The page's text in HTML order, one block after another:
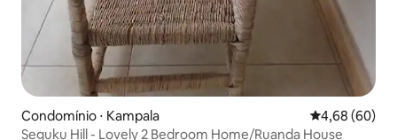
Condomínio ⋅ Kampala 4,68 de uma
4,68 (60)
Seguku Hill - Lovely 2 Bedroom Home/Ruanda House